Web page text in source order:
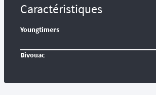
Caractéristiques
Youngtimers
Bivouac